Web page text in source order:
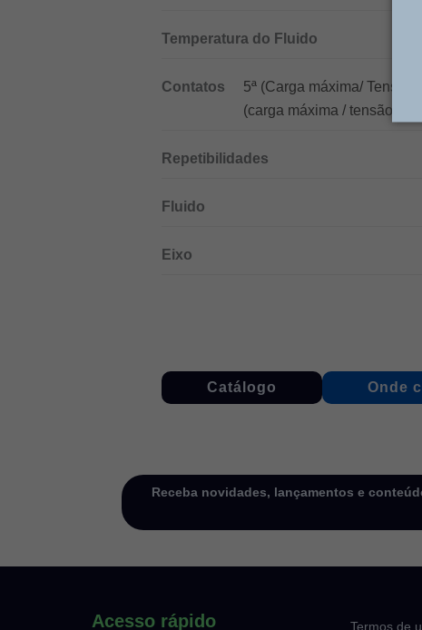
Temperatura do Fluido
Contatos
5ª (Carga máxima/ Tensão
(carga máxima / tensão
Repetibilidades
Fluido
Eixo
Catálogo Onde
Receba novidades, lançamentos e
Acesso rápido Termos de